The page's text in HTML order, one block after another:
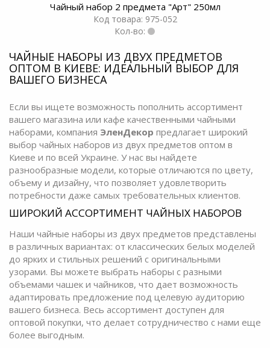
Чайный набор 2 предмета "Арт" 250мл
Код товара: 975-052
Кол-во:
ЧАЙНЫЕ НАБОРЫ ИЗ ДВУХ ПРЕДМЕТОВ
ОПТОМ В КИЕВЕ: ИДЕАЛЬНЫЙ ВЫБОР ДЛЯ
ВАШЕГО БИЗНЕСА
Если вы ищете возможность пополнить ассортимент
вашего магазина или кафе качественными чайными
наборами, компания ЭленДекор предлагает широкий
выбор чайных наборов из двух предметов оптом в
Киеве и по всей Украине. У нас вы найдете
разнообразные модели, которые отличаются по цвету,
объему и дизайну, что позволяет удовлетворить
потребности даже самых требовательных клиентов.
ШИРОКИЙ АССОРТИМЕНТ ЧАЙНЫХ НАБОРОВ
Наши чайные наборы из двух предметов представлены
в различных вариантах: от классических белых моделей
до ярких и стильных решений с оригинальными
узорами. Вы можете выбрать наборы с разными
объемами чашек и чайников, что дает возможность
адаптировать предложение под целевую аудиторию
вашего бизнеса. Весь ассортимент доступен для
оптовой покупки, что делает сотрудничество с нами еще
более выгодным.